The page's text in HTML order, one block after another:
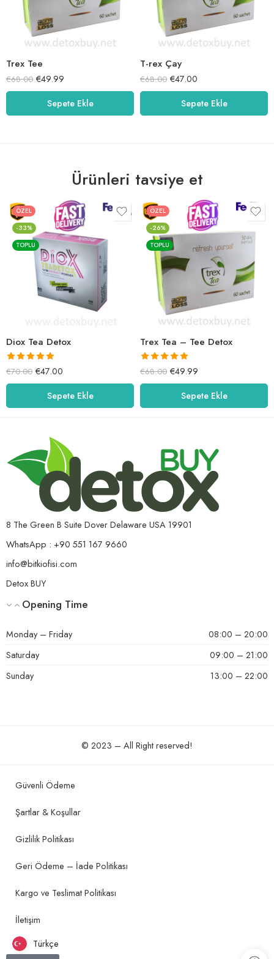
Trex Tee
€68.00 €49.99
Sepete Ekle
T-rex Çay
€68.00 €47.00
Sepete Ekle
Ürünleri tavsiye et
ÖZEL
-33%
TOPLU
Diox Tea Detox
5 üzerinden
5.00oy aldı
€70.00 €47.00
Sepete Ekle
ÖZEL
-26%
TOPLU
Trex Tea – Tee Detox
5 üzerinden
5.00oy aldı
€68.00 €49.99
Sepete Ekle
8 The Green B Suite Dover Delaware USA 19901
WhatsApp : +90 551 167 9660
info@bitkiofisi.com
Detox BUY
Opening Time
Monday – Friday
08:00 – 20:00
Saturday
09:00 – 21:00
Sunday
13:00 – 22:00
© 2023 – All Right reserved!
Güvenli Ödeme
Şartlar & Koşullar
Gizlilik Politikası
Geri Ödeme – İade Politikası
Kargo ve Teslimat Politikası
İletişim
Türkçe